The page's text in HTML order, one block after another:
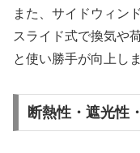
また、サイドウィン
スライド式で換気や
と使い勝手が向上しま
断熱性・遮光性